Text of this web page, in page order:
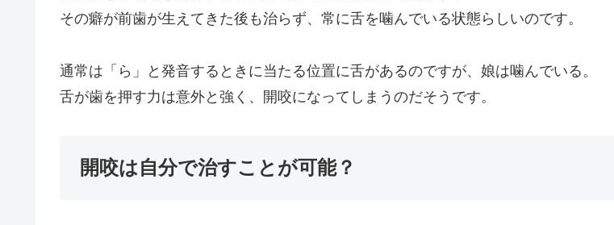
その癖が前歯が生えてきた後も治らず、常に舌を噛んでいる状態らしいのです。
通常は「ら」と発音するときに当たる位置に舌があるのですが、娘は噛んでいる。
舌が歯を押す力は意外と強く、開咬になってしまうのだそうです。
開咬は自分で治すことが可能？